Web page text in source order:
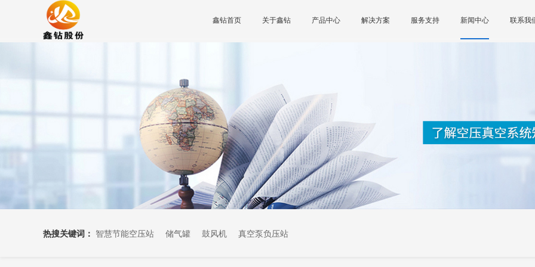
鑫钻首页 关于鑫钻 产品中心 解决方案 服务支持 新闻中心 联系我
热搜关键词： 智慧节能空压站 储气罐 鼓风机 真空泵负压站